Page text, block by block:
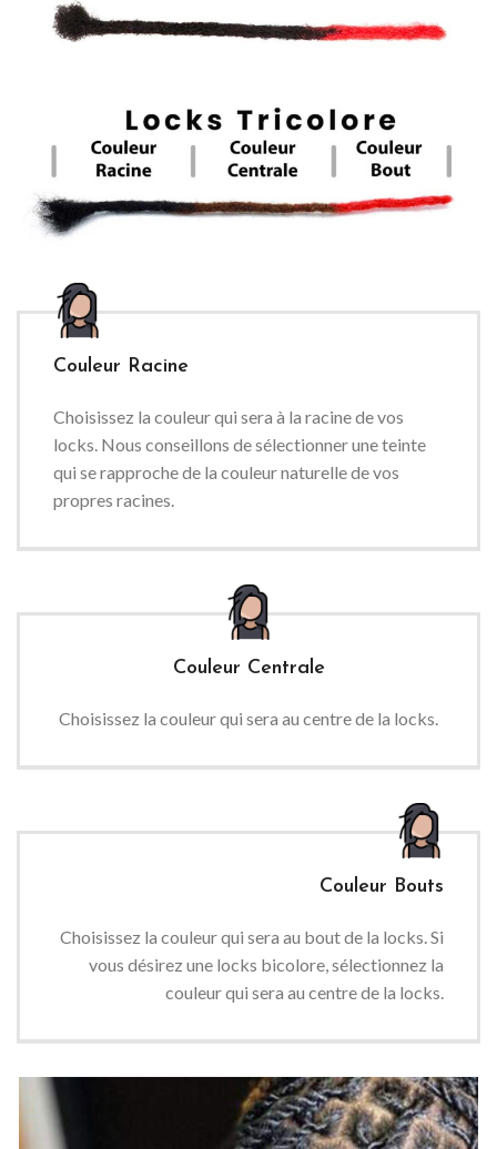
Couleur Racine
Choisissez la couleur qui sera à la racine de vos
locks. Nous conseillons de sélectionner une teinte
qui se rapproche de la couleur naturelle de vos
propres racines.
Couleur Centrale
Choisissez la couleur qui sera au centre de la locks.
Couleur Bouts
Choisissez la couleur qui sera au bout de la locks. Si
vous désirez une locks bicolore, sélectionnez la
couleur qui sera au centre de la locks.